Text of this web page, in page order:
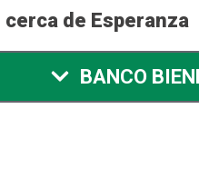
de Esperanza
BANCO